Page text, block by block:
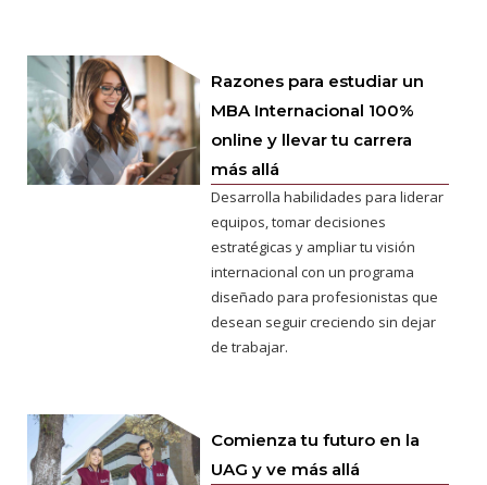
Razones para estudiar un
MBA Internacional 100%
online y llevar tu carrera
más allá
Desarrolla habilidades para liderar
equipos, tomar decisiones
estratégicas y ampliar tu visión
internacional con un programa
diseñado para profesionistas que
desean seguir creciendo sin dejar
de trabajar.
Comienza tu futuro en la
UAG y ve más allá